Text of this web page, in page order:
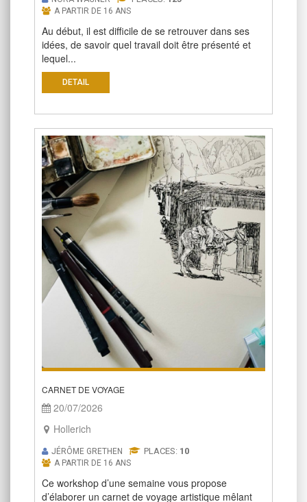
A PARTIR DE 16 ANS
Au début, il est difficile de se retrouver dans ses
idées, de savoir quel travail doit être présenté et
lequel...
DETAIL
CARNET DE VOYAGE
20/07/2026
Hollerich
JÉRÔME GRETHEN PLACES: 10
A PARTIR DE 16 ANS
Ce workshop d’une semaine vous propose
d’élaborer un carnet de voyage artistique mêlant